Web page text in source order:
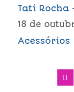
Tati Rocha
18 de
Acessórios